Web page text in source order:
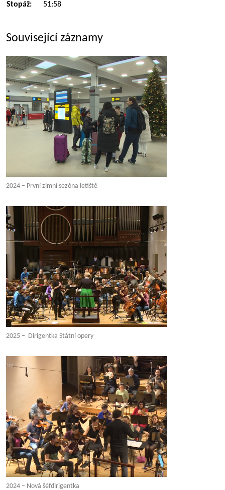
Stopáž:
51:58
Související záznamy
2024 – První zimní sezóna letiště
2025 – Dirigentka Státní opery
2024 – Nová šéfdirigentka